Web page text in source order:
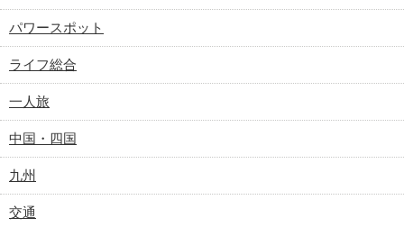
パワースポット
ライフ総合
一人旅
中国・四国
九州
交通